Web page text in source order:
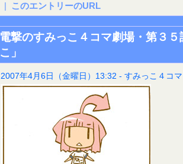
| このエントリーのURL
電撃のすみっこ４コマ劇場・第３
こ」
2007年4月6日（金曜日）13:32 - すみっこ４コマ